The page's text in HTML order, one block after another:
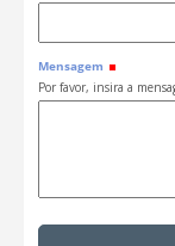
Mensagem
Por favor, insira a